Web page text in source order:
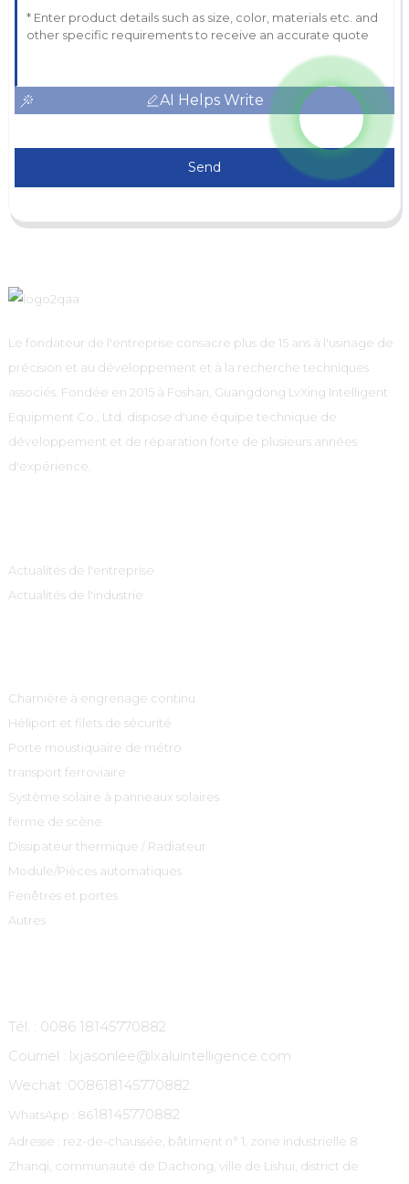
AI Helps Write
Send
Le fondateur de l'entreprise consacre plus de 15 ans à l'usinage de
précision et au développement et à la recherche techniques
associés. Fondée en 2015 à Foshan, Guangdong LvXing Intelligent
Equipment Co., Ltd. dispose d'une équipe technique de
développement et de réparation forte de plusieurs années
d'expérience.
Actualités de l'entreprise
Actualités de l'industrie
Charnière à engrenage continu
Héliport et filets de sécurité
Porte moustiquaire de métro
transport ferroviaire
Système solaire à panneaux solaires
ferme de scène
Dissipateur thermique / Radiateur
Module/Pièces automatiques
Fenêtres et portes
Autres
Tél. : 0086 18145770882
Courriel : lxjasonlee@lxaluintelligence.com
Wechat :008618145770882
WhatsApp : 8618145770882
Adresse : rez-de-chaussée, bâtiment n° 1, zone industrielle 8
Zhanqi, communauté de Dachong, ville de Lishui, district de